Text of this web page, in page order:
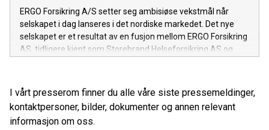
ERGO Forsikring A/S setter seg ambisiøse vekstmål når
selskapet i dag lanseres i det nordiske markedet. Det nye
selskapet er et resultat av en fusjon mellom ERGO Forsikring
AS, tidligere kjent som Storebrand Helseforsikring AS og
premieinntekter i Norden innen 2030. Selskapet er en del av
ERGO Group AG, et av de største forsikringskonsernene i
Europa, og skal investere 20 milloner Euro i Norden de neste
tre årene. Målet er å bli en topp fem-aktør blant
I vårt presserom finner du alle våre siste pressemeldinger,
kontaktpersoner, bilder, dokumenter og annen relevant
informasjon om oss.